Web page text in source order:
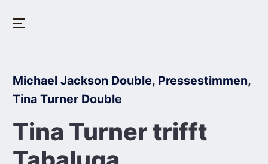
content
Menu
Posted
in
Michael Jackson Double, Pressestimmen,
Tina Turner Double
Tina Turner trifft